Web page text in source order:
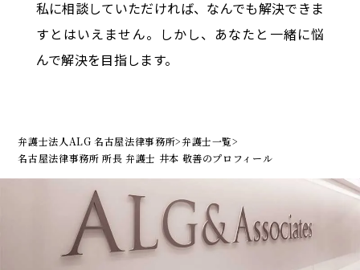
私に相談していただければ、なんでも解決できま
すとはいえません。しかし、あなたと一緒に悩
んで解決を目指します。
弁護士法人ALG 名古屋法律事務所>弁護士一覧>
名古屋法律事務所 所長弁護士 井本 敬善のプロフィール